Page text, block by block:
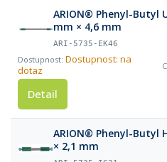
ARION® Phenyl-Butyl
mm × 4,6 mm
ARI-5735-EK46
Dostupnost: na
dotaz
Detail
ARION® Phenyl-Butyl
× 2,1 mm